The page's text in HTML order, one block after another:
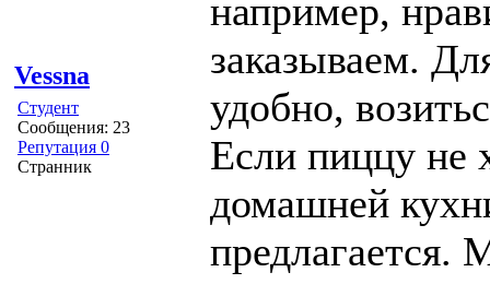
Vessna
Студент
Сообщения: 23
Репутация 0
Странник
например,
заказываем.
удобно,
Если пиццу не
домашней
предлагается.